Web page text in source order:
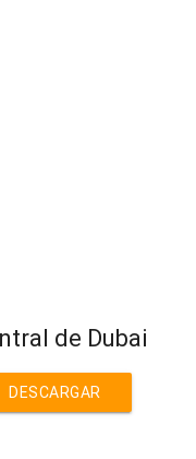
de Dubai
DESCARGAR